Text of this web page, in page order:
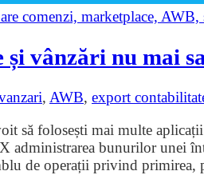
vânzări nu mai
, AWB, export
să folosești mai multe
administrarea bunurilor unei
de operații privind primirea,